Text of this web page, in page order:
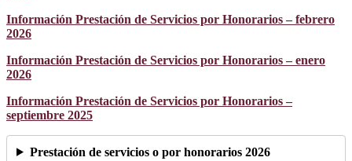
Información Prestación de Servicios por Honorarios – febrero
2026
Información Prestación de Servicios por Honorarios – enero
2026
Información Prestación de Servicios por Honorarios –
septiembre 2025
Prestación de servicios o por honorarios 2026